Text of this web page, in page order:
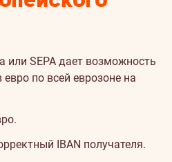
или SEPA дает возможность
по всей еврозоне на
IBAN получателя.